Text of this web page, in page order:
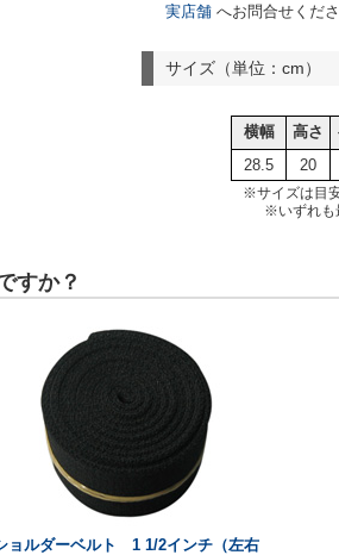
実店舗 へお問合せくださ
サイズ（単位：cm）
横幅 高さ
28.5
20
※サイズは目
※いずれも
すか？
ョルダーベルト 1 1/2インチ（左右